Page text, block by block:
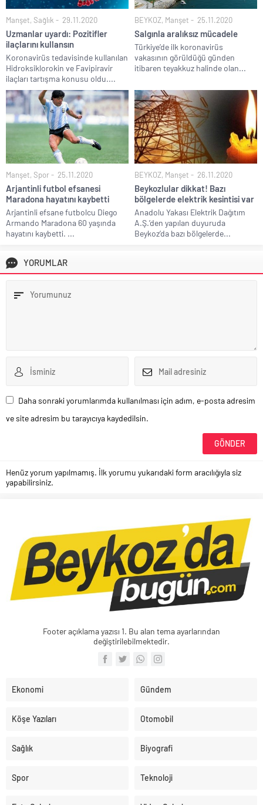
Manşet, Sağlık 29.11.2020
Uzmanlar uyardı: Pozitifler
ilaçlarını kullansın
Koronavirüs tedavisinde kullanılan
Hidroksiklorokin ve Favipiravir
ilaçları tartışma konusu oldu....
BEYKOZ, Manşet 25.11.2020
Salgınla aralıksız mücadele
Türkiye’de ilk koronavirüs
vakasının görüldüğü günden
itibaren teyakkuz halinde olan...
Manşet, Spor 25.11.2020
Arjantinli futbol efsanesi
Maradona hayatını kaybetti
Arjantinli efsane futbolcu Diego
Armando Maradona 60 yaşında
hayatını kaybetti. ...
BEYKOZ, Manşet 26.11.2020
Beykozlular dikkat! Bazı
bölgelerde elektrik kesintisi var
Anadolu Yakası Elektrik Dağıtım
A.Ş.’den yapılan duyuruda
Beykoz’da bazı bölgelerde...
YORUMLAR
Daha sonraki yorumlarımda kullanılması için adım, e-posta adresim
ve site adresim bu tarayıcıya kaydedilsin.
Henüz yorum yapılmamış. İlk yorumu yukarıdaki form aracılığıyla siz
yapabilirsiniz.
Footer açıklama yazısı 1. Bu alan tema ayarlarından
değiştirilebilmektedir.
Ekonomi Gündem
Köşe Yazıları Otomobil
Sağlık Biyografi
Spor Teknoloji